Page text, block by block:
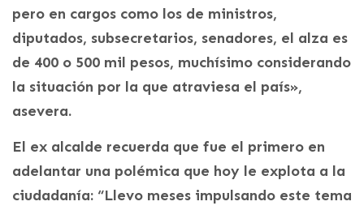
pero en cargos como los de ministros,
diputados, subsecretarios, senadores, el alza es
de 400 o 500 mil pesos, muchísimo considerando
la situación por la que atraviesa el país»,
asevera.
El ex alcalde recuerda que fue el primero en
adelantar una polémica que hoy le explota a la
ciudadanía: “Llevo meses impulsando este tema